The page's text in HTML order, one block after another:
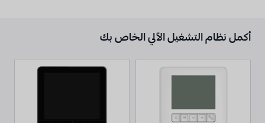
أكمل نظام التشغيل الآلي الخاص بك